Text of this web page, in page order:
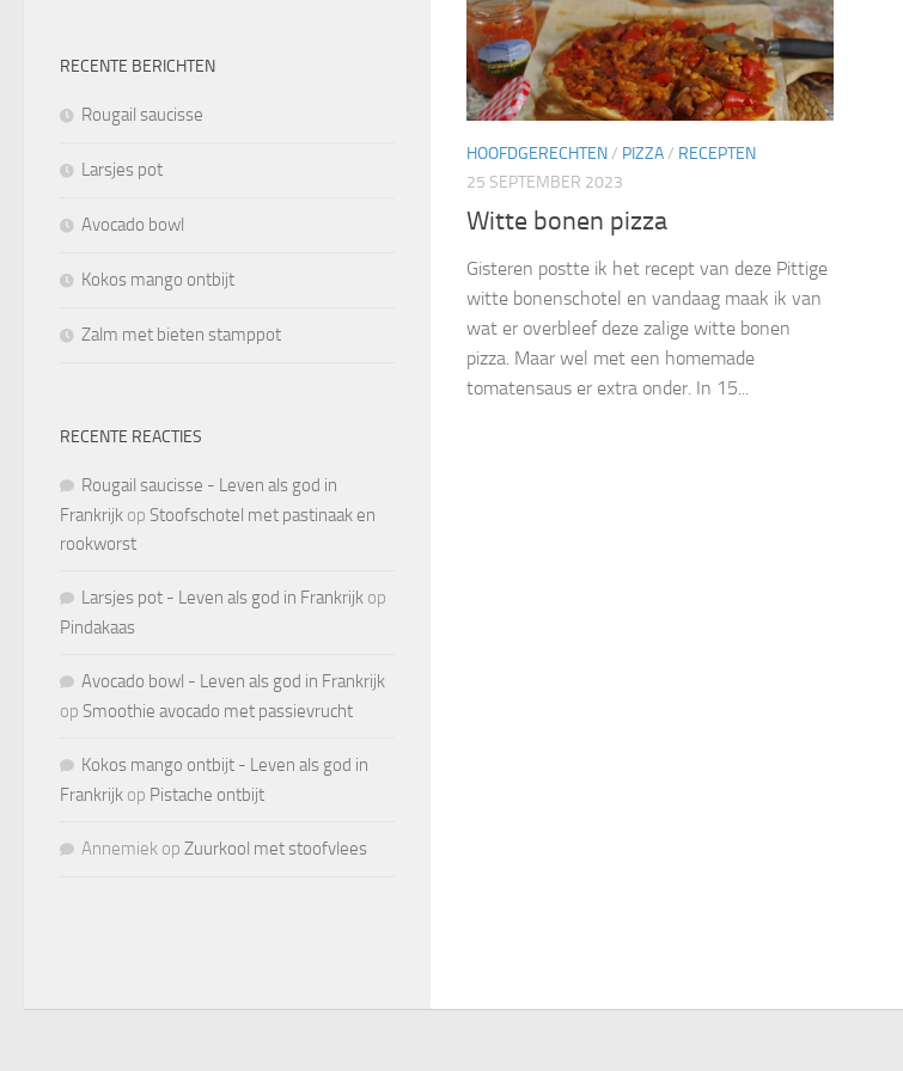
HOOFDGERECHTEN/ PIZZA/ RECEPTEN
25 SEPTEMBER 2023
Witte bonen pizza
Gisteren postte ik het recept van deze Pittige
witte bonenschotel en vandaag maak ik van
wat er overbleef deze zalige witte bonen
pizza. Maar wel met een homemade
tomatensaus er extra onder. In 15...
RECENTE BERICHTEN
Rougail saucisse
Larsjes pot
Avocado bowl
Kokos mango ontbijt
Zalm met bieten stamppot
RECENTE REACTIES
Rougail saucisse - Leven als god in
Frankrijk op Stoofschotel met pastinaak en
rookworst
Larsjes pot - Leven als god in Frankrijk op
Pindakaas
Avocado bowl - Leven als god in Frankrijk
op Smoothie avocado met passievrucht
Kokos mango ontbijt - Leven als god in
Frankrijk op Pistache ontbijt
Annemiek op Zuurkool met stoofvlees